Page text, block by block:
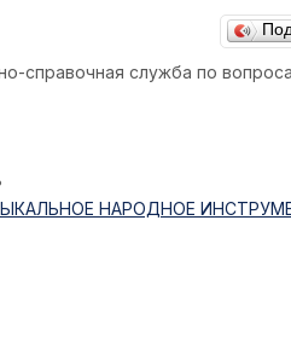
справочная служба по
НАРОДНОЕ